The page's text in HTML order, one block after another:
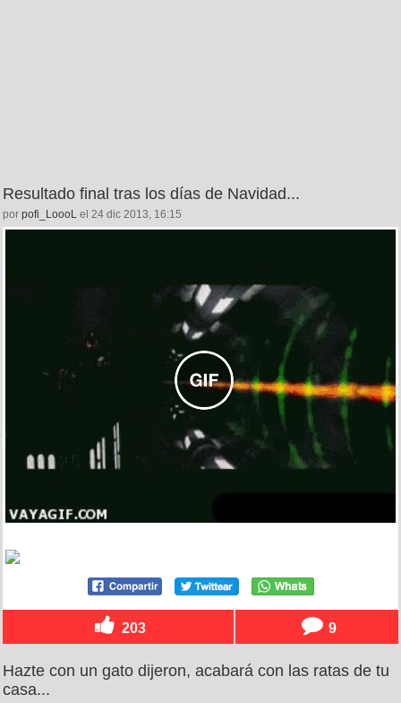
Resultado final tras los días de Navidad...
por pofi_LoooL el 24 dic 2013, 16:15
203 9
Hazte con un gato dijeron, acabará con las ratas de tu
casa...